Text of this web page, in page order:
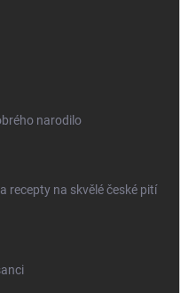
narodilo
recepty na skvělé české pití